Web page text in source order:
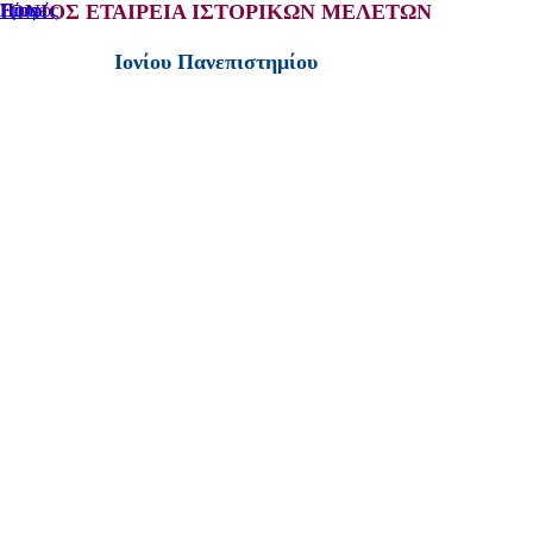
ΙΟΝΙΟΣ ΕΤΑΙΡΕΙΑ ΙΣΤΟΡΙΚΩΝ ΜΕΛΕΤΩΝ
Ιονίου Πανεπιστημίου
Home
Πίσω
Εμπρός